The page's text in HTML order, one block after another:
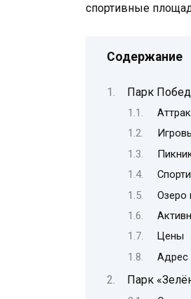
спортивные
Содержание
Парк
Озеро
Цены
Адрес
Парк